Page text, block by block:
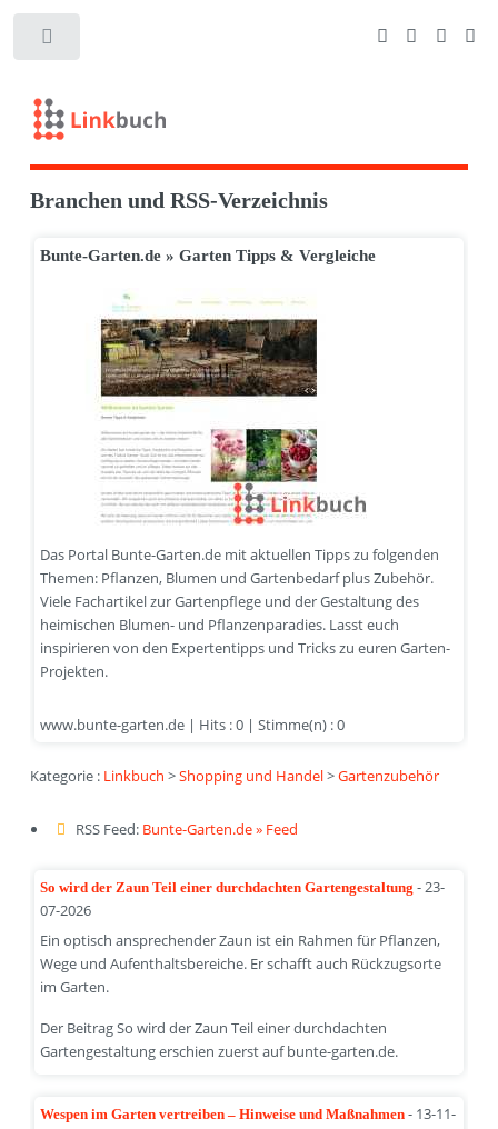
Branchen und RSS-Verzeichnis
Bunte-Garten.de » Garten Tipps & Vergleiche
Das Portal Bunte-Garten.de mit aktuellen Tipps zu folgenden
Themen: Pflanzen, Blumen und Gartenbedarf plus Zubehör.
Viele Fachartikel zur Gartenpflege und der Gestaltung des
heimischen Blumen- und Pflanzenparadies. Lasst euch
inspirieren von den Expertentipps und Tricks zu euren Garten-
Projekten.
www.bunte-garten.de | Hits : 0 | Stimme(n) : 0
Kategorie : Linkbuch >Shopping und Handel>Gartenzubehör
RSS Feed: Bunte-Garten.de » Feed
So wird der Zaun Teil einer durchdachten Gartengestaltung - 23-
07-2026
Ein optisch ansprechender Zaun ist ein Rahmen für Pflanzen,
Wege und Aufenthaltsbereiche. Er schafft auch Rückzugsorte
im Garten.
Der Beitrag So wird der Zaun Teil einer durchdachten
Gartengestaltung erschien zuerst auf bunte-garten.de.
Wespen im Garten vertreiben – Hinweise und Maßnahmen - 13-11-